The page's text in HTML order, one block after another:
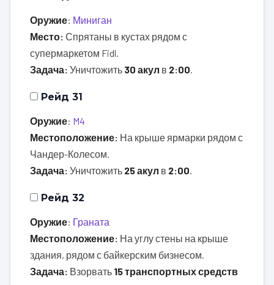
Оружие: Миниган
Место: Спрятаны в кустах рядом с
супермаркетом Fidl.
Задача: Уничтожить 30 акул в 2:00
Рейд 31
Оружие: M4
Местоположение: На крыше ярмарки рядом с
Чандер-Колесом.
Задача: Уничтожить 25 акул в 2:00
Рейд 32
Оружие: Граната
Местоположение: На углу стены на крыше
здания, рядом с байкерским бизнесом.
Задача: Взорвать 15 транспортных средств